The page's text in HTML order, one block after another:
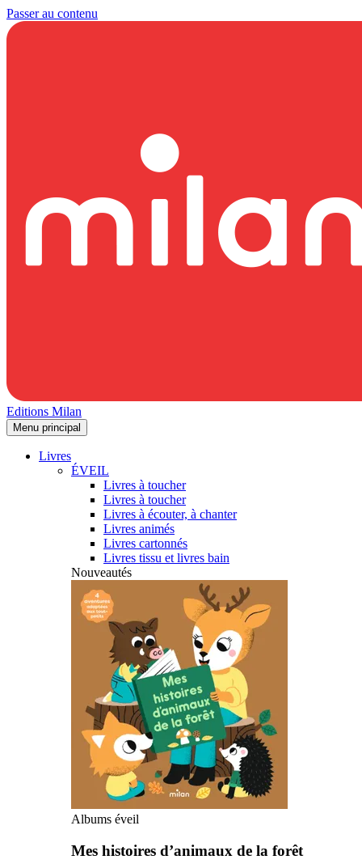
Passer au contenu
Editions Milan
Menu principal
Livres
ÉVEIL
Livres à toucher
Livres à toucher
Livres à écouter, à chanter
Livres animés
Livres cartonnés
Livres tissu et livres bain
Nouveautés
Albums éveil
Mes histoires d’animaux de la forêt